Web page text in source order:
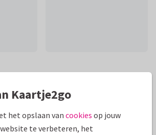
Kaartje2go
het opslaan van cookies op jouw
te verbeteren, het